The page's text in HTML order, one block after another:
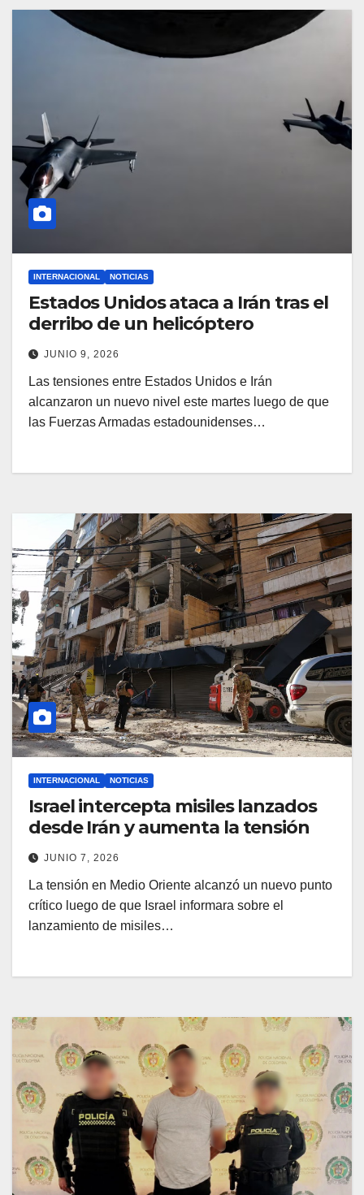
INTERNACIONAL NOTICIAS
Estados Unidos ataca a Irán tras el
derribo de un helicóptero
JUNIO 9, 2026
Las tensiones entre Estados Unidos e Irán
alcanzaron un nuevo nivel este martes luego de que
las Fuerzas Armadas estadounidenses…
INTERNACIONAL NOTICIAS
Israel intercepta misiles lanzados
desde Irán y aumenta la tensión
JUNIO 7, 2026
La tensión en Medio Oriente alcanzó un nuevo punto
crítico luego de que Israel informara sobre el
lanzamiento de misiles…